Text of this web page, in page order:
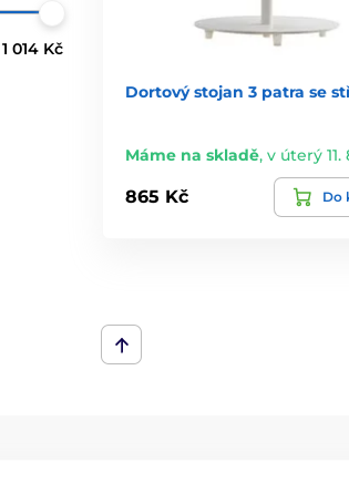
1 014 Kč
Dortový stojan 3 patra se
Máme na skladě, v úterý 11.
865 Kč Do